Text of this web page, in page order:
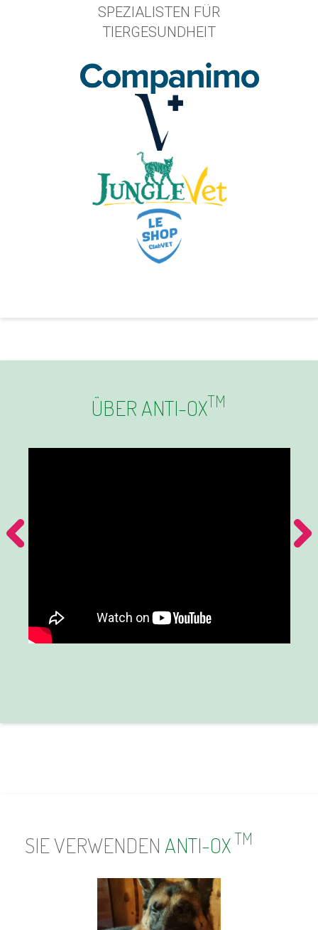
SPEZIALISTEN FÜR
TIERGESUNDHEIT
ÜBER ANTI-OXTM
SIE VERWENDEN ANTI-OXTM